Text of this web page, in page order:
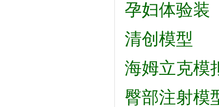
孕妇体验装
清创模型
海姆立克模
臀部注射模